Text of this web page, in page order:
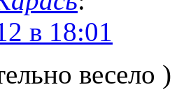
в 18:01
весело )